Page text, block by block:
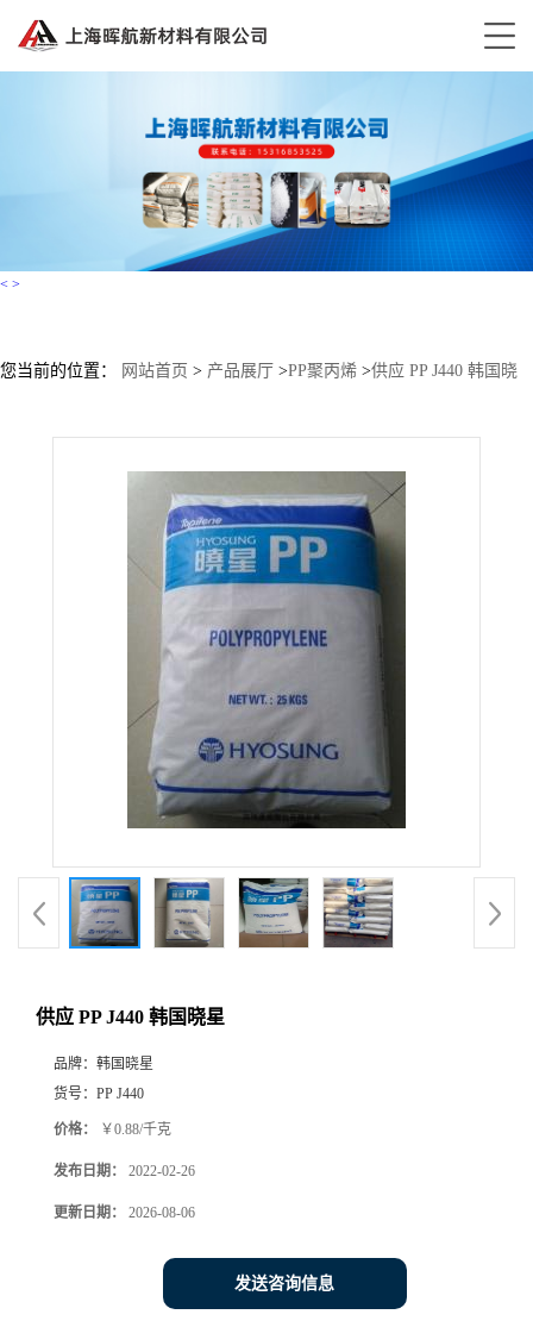
< >
您当前的位置： 网站首页 > 产品展厅 >PP聚丙烯 >供应 PP J440 韩国晓
供应 PP J440 韩国晓星
品牌： 韩国晓星
货号： PP J440
价格： ￥0.88/千克
发布日期： 2022-02-26
更新日期： 2026-08-06
发送咨询信息